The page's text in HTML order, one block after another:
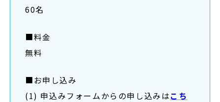
60名
■料金
無料
■お申し込み
(1) 申込みフォームからの申し込みはこち